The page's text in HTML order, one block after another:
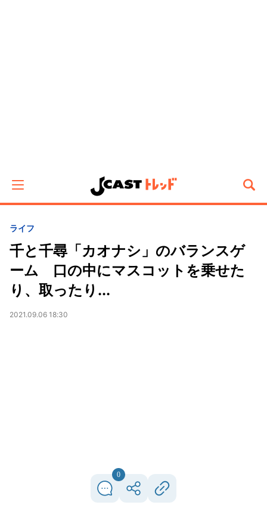
ライフ
千と千尋「カオナシ」のバランスゲ
ーム 口の中にマスコットを乗せた
り、取ったり...
2021.09.06 18:30
0